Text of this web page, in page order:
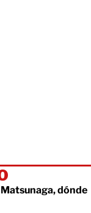
Matsunaga, dónde